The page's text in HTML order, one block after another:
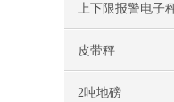
上下限报警电子
皮带秤
2吨地磅